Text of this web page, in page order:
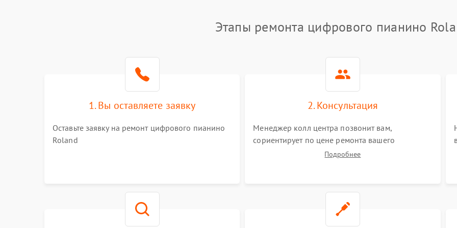
Этапы ремонта цифрового пианино
1. Вы оставляете заявку
Оставьте заявку на ремонт цифрового пианино
Roland
2. Консультация
Менеджер колл центра позвонит вам,
сориентирует по цене ремонта вашего
цифрового пианино а также ответит на все
Подробнее